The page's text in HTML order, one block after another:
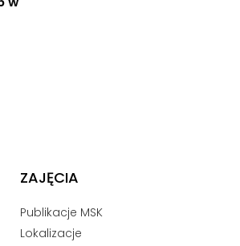
ZAJĘCIA
Publikacje MSK
Lokalizacje